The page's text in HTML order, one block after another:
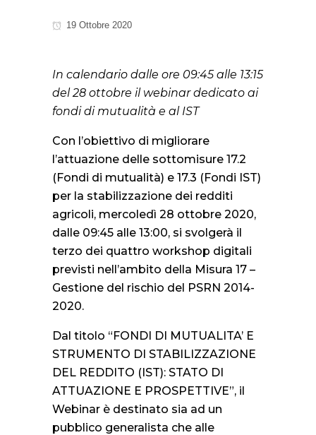
19 Ottobre 2020
In calendario dalle ore 09:45 alle 13:15
del 28 ottobre il webinar dedicato ai
fondi di mutualità e al IST
Con l’obiettivo di migliorare
l’attuazione delle sottomisure 17.2
(Fondi di mutualità) e 17.3 (Fondi IST)
per la stabilizzazione dei redditi
agricoli, mercoledì 28 ottobre 2020,
dalle 09:45 alle 13:00, si svolgerà il
terzo dei quattro workshop digitali
previsti nell’ambito della Misura 17 –
Gestione del rischio del PSRN 2014-
2020.
Dal titolo “FONDI DI MUTUALITA’ E
STRUMENTO DI STABILIZZAZIONE
DEL REDDITO (IST): STATO DI
ATTUAZIONE E PROSPETTIVE”, il
Webinar è destinato sia ad un
pubblico generalista che alle